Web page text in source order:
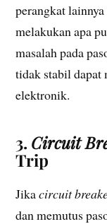
perangkat
melakukan apa
masalah pada
tidak stabil dapat
elektronik.
3. Circuit
Trip
Jikacircuit
dan memutus